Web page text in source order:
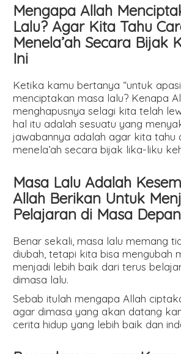
Mengapa Allah
Lalu? Agar Kita Tahu
Menela’ah Secara Bijak
Ini
Ketika kamu bertanya “untuk
menciptakan masa lalu? Kenapa
menghapusnya selagi kita telah
hal itu adalah sesuatu yang
jawabannya adalah agar kita tahu
menela’ah secara bijak lika-liku
Masa Lalu Adalah
Allah Berikan Untuk
Pelajaran di Masa Depan
Benar sekali, masa lalu memang
diubah, tetapi kita bisa mengubah
menjadi lebih baik dari terus
dimasa lalu.
Sebab itulah mengapa Allah
agar dimasa yang akan datang
cerita hidup yang lebih baik dan